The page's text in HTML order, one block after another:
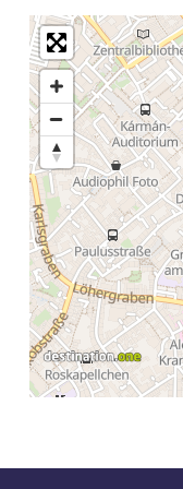
Preis
Preis ermäßigt:
Eintrittspreis